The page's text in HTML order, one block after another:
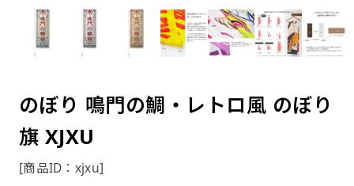
のぼり 鳴門の鯛・レトロ風 のぼり
旗 XJXU
[商品ID：xjxu]
リピート
ショッピングカートページの備考欄に「以前
ません。
相談ください。
あまりに大きな変更が何度もある場合はお断り
印刷工程に入った場合はいかなる場合もキャン
ほとんどのポールや注水台に使用できます。
ほとんどのポールや注水台に使用できます。
上左チチ 上右チチ 上チチ
（上と下）
上チチ
（上のみ）
上下チチ
（上と下）
左右チチ
（左右）
上左右チチ
チチのついてない長辺・
上下短辺を補強縫製しま
四辺補強
［ +58円 ］
ワンランク厚手のトロピカル（生地の厚みが
約0.2ｍｍ）。生地が重くなる分、耐久性が上
ポンジをやや厚くした生地です。ポンジと比
べると約2倍の厚みがあります。タペストリー
やバナーなどの製作によく利用します。
る場合があります。
例